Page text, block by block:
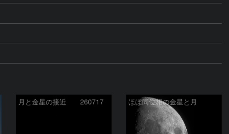
月と金星の接近 260717 ほぼ同位相の金星と月